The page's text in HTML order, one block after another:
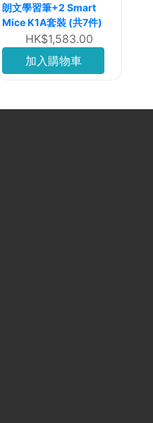
朗文學習筆+2 Smart
Mice K1A套裝 (共7件)
HK$1,583.00
加入購物車